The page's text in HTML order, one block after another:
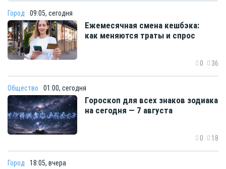
09:05, сегодня
Город
Ежемесячная смена кешбэка:
как меняются траты и спрос
0 36
01:00, сегодня
Общество
Гороскоп для всех знаков зодиака
на сегодня — 7 августа
0 18
18:05, вчера
Город